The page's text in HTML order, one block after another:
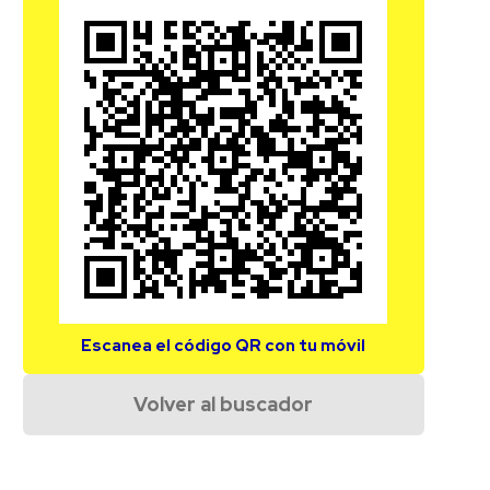
Escanea el código QR con tu móvil
Volver al buscador